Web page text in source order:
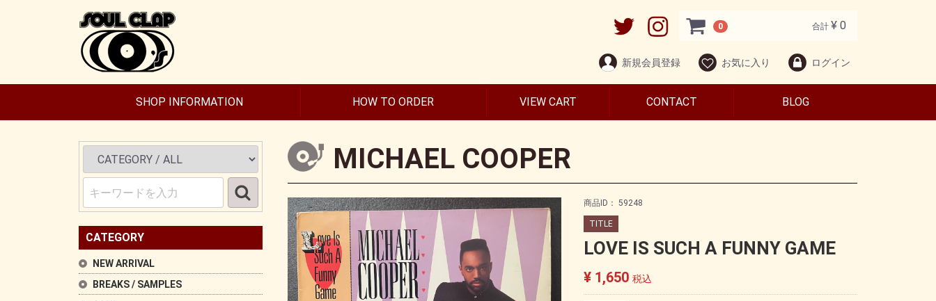
0 合計 ¥ 0
新規会員登録 お気に入り ログイン
SHOP INFORMATION HOW TO ORDER VIEW CART CONTACT BLOG
CATEGORY
NEW ARRIVAL
BREAKS / SAMPLES
MICHAEL COOPER
商品ID： 59248
TITLE
LOVE IS SUCH A FUNNY GAME
¥ 1,650 税込